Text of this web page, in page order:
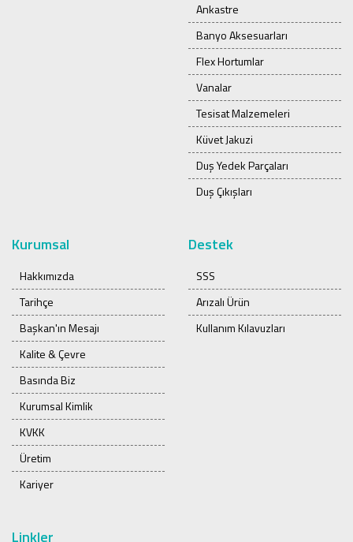
Ankastre
Banyo Aksesuarları
Flex Hortumlar
Vanalar
Tesisat Malzemeleri
Küvet Jakuzi
Duş Yedek Parçaları
Duş Çıkışları
Kurumsal
Hakkımızda
Tarihçe
Başkan'ın Mesajı
Kalite & Çevre
Basında Biz
Kurumsal Kimlik
KVKK
Üretim
Kariyer
Destek
SSS
Arızalı Ürün
Kullanım Kılavuzları
Linkler